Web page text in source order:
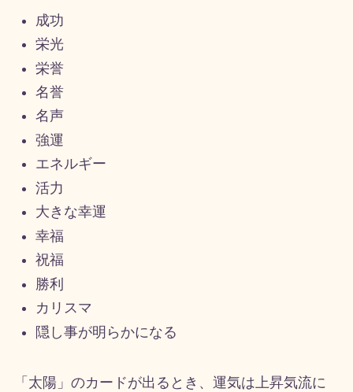
成功
栄光
栄誉
名誉
名声
強運
エネルギー
活力
大きな幸運
幸福
祝福
勝利
カリスマ
隠し事が明らかになる
「太陽」のカードが出るとき、運気は上昇気流に